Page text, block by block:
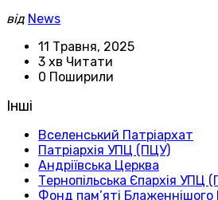
від News
11 Травня, 2025
3 хв Читати
0 Поширили
Інші
Вселенський Патріархат
Патріархія УПЦ (ПЦУ)
Андріївська Церква
Тернопільська Єпархія УПЦ
Фонд пам’яті